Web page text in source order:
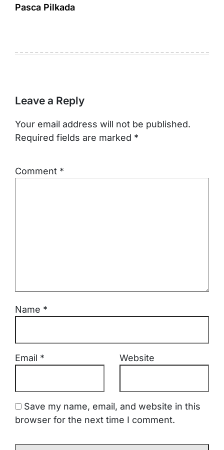
Pasca Pilkada
Leave a Reply
Your email address will not be published.
Required fields are marked *
Comment *
Name *
Email * Website
Save my name, email, and website in this
browser for the next time I comment.